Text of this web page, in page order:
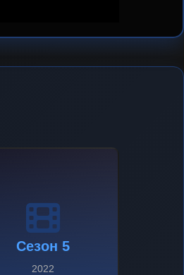
Сезон 5
2022